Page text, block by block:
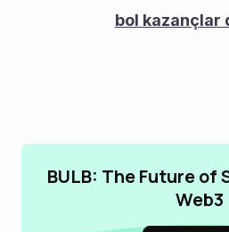
bol kazançlar
BULB: The Future of
Web3